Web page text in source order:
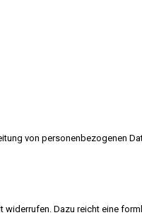
von personenbezogenen
Dazu reicht eine